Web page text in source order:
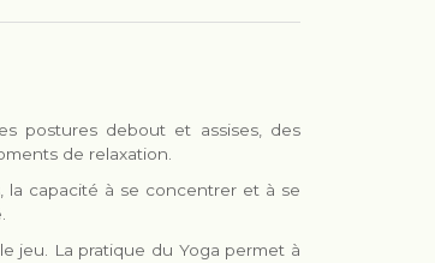
postures debout et assises, des
de relaxation.
la capacité à se concentrer et à se
jeu. La pratique du Yoga permet à